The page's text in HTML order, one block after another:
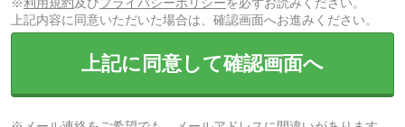
上記内容に同意いただいた場合は、確認画面へお進みください。
上記に同意して確認画面へ